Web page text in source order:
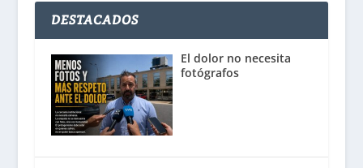
DESTACADOS
El dolor no necesita
fotógrafos